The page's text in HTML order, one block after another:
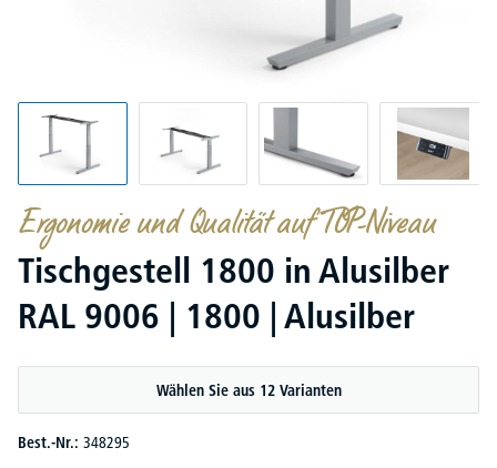
Ergonomie und Qualität auf TOP-Niveau
Tischgestell 1800 in Alusilber
RAL 9006 | 1800 | Alusilber
Wählen Sie aus 12 Varianten
Best.-Nr.: 348295